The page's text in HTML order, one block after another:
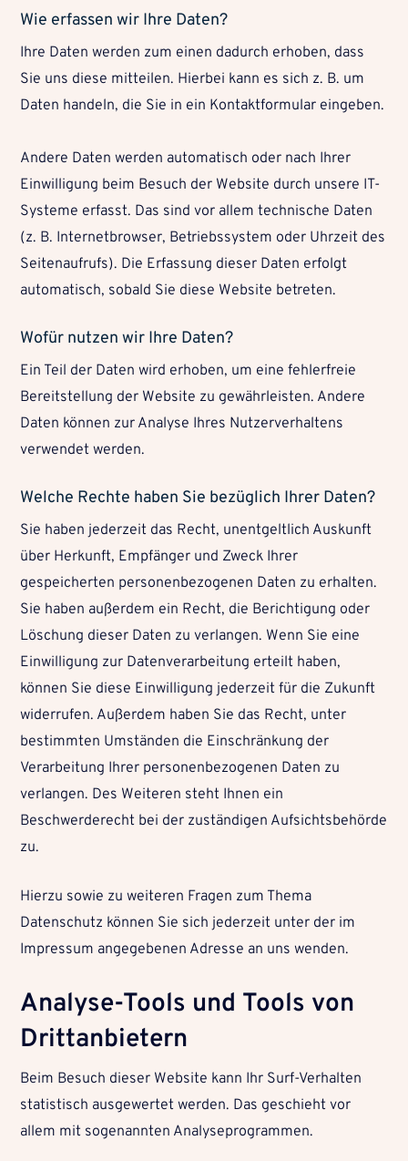
Wie erfassen wir Ihre Daten?
Ihre Daten werden zum einen dadurch erhoben, dass
Sie uns diese mitteilen. Hierbei kann es sich z. B. um
Daten handeln, die Sie in ein Kontaktformular eingeben.
Andere Daten werden automatisch oder nach Ihrer
Einwilligung beim Besuch der Website durch unsere IT-
Systeme erfasst. Das sind vor allem technische Daten
(z. B. Internetbrowser, Betriebssystem oder Uhrzeit des
Seitenaufrufs). Die Erfassung dieser Daten erfolgt
automatisch, sobald Sie diese Website betreten.
Wofür nutzen wir Ihre Daten?
Ein Teil der Daten wird erhoben, um eine fehlerfreie
Bereitstellung der Website zu gewährleisten. Andere
Daten können zur Analyse Ihres Nutzerverhaltens
verwendet werden.
Welche Rechte haben Sie bezüglich Ihrer Daten?
Sie haben jederzeit das Recht, unentgeltlich Auskunft
über Herkunft, Empfänger und Zweck Ihrer
gespeicherten personenbezogenen Daten zu erhalten.
Sie haben außerdem ein Recht, die Berichtigung oder
Löschung dieser Daten zu verlangen. Wenn Sie eine
Einwilligung zur Datenverarbeitung erteilt haben,
können Sie diese Einwilligung jederzeit für die Zukunft
widerrufen. Außerdem haben Sie das Recht, unter
bestimmten Umständen die Einschränkung der
Verarbeitung Ihrer personenbezogenen Daten zu
verlangen. Des Weiteren steht Ihnen ein
Beschwerderecht bei der zuständigen Aufsichtsbehörde
zu.
Hierzu sowie zu weiteren Fragen zum Thema
Datenschutz können Sie sich jederzeit unter der im
Impressum angegebenen Adresse an uns wenden.
Analyse-Tools und Tools von
Drittanbietern
Beim Besuch dieser Website kann Ihr Surf-Verhalten
statistisch ausgewertet werden. Das geschieht vor
allem mit sogenannten Analyseprogrammen.